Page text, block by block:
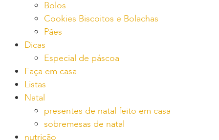
Bolos
Cookies Biscoitos e Bolachas
Pães
Dicas
Especial de páscoa
Faça em casa
Listas
Natal
presentes de natal feito em casa
sobremesas de natal
nutrição